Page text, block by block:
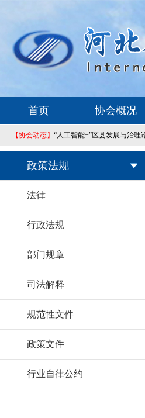
首页 协会概况
【协会动态】 “人工智能+”区县发展与治理
政策法规
法律
行政法规
部门规章
司法解释
规范性文件
政策文件
行业自律公约